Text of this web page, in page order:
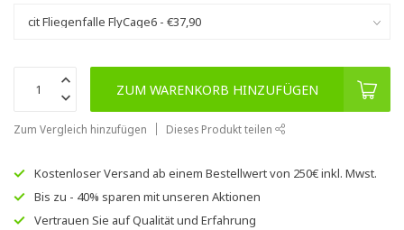
ZUM WARENKORB HINZUFÜGEN
Zum Vergleich hinzufügen Dieses Produkt teilen
Kostenloser Versand ab einem Bestellwert von 250€inkl. Mwst.
Bis zu - 40% sparen mit unseren Aktionen
Vertrauen Sie aufQualität und Erfahrung